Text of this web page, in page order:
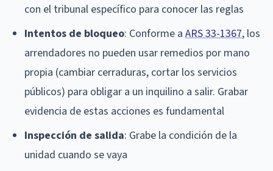
con el tribunal específico para conocer las reglas
Intentos de bloqueo: Conforme a ARS 33-1367, los
arrendadores no pueden usar remedios por mano
propia (cambiar cerraduras, cortar los servicios
públicos) para obligar a un inquilino a salir. Grabar
evidencia de estas acciones es fundamental
Inspección de salida: Grabe la condición de la
unidad cuando se vaya